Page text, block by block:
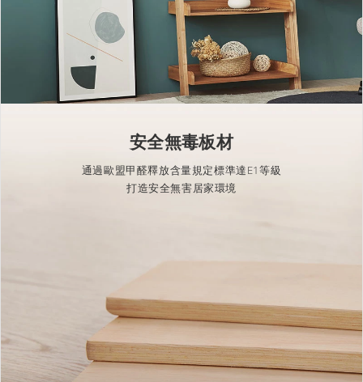
安全無毒板材
通過歐盟甲醛釋放含量規定標準達E1等級
打造安全無害居家環境